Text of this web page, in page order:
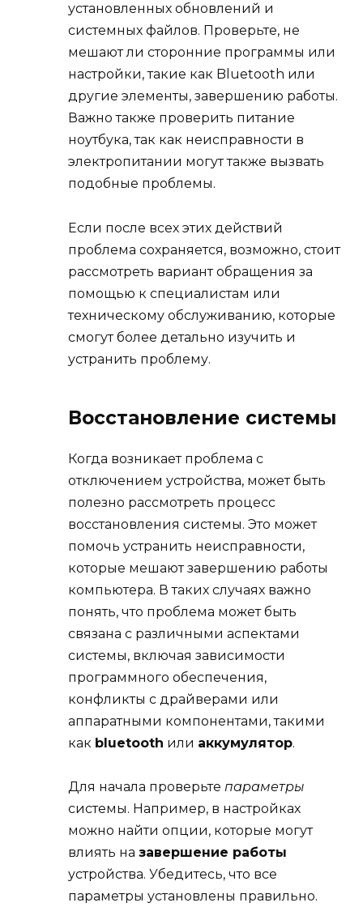
установленных обновлений и
системных файлов. Проверьте, не
мешают ли сторонние программы или
настройки, такие как Bluetooth или
другие элементы, завершению работы.
Важно также проверить питание
ноутбука, так как неисправности в
электропитании могут также вызвать
подобные проблемы.
Если после всех этих действий
проблема сохраняется, возможно, стоит
рассмотреть вариант обращения за
помощью к специалистам или
техническому обслуживанию, которые
смогут более детально изучить и
устранить проблему.
Восстановление системы
Когда возникает проблема с
отключением устройства, может быть
полезно рассмотреть процесс
восстановления системы. Это может
помочь устранить неисправности,
которые мешают завершению работы
компьютера. В таких случаях важно
понять, что проблема может быть
связана с различными аспектами
системы, включая зависимости
программного обеспечения,
конфликты с драйверами или
аппаратными компонентами, такими
как bluetooth или аккумулятор.
Для начала проверьте параметры
системы. Например, в настройках
можно найти опции, которые могут
влиять на завершение работы
устройства. Убедитесь, что все
параметры установлены правильно.